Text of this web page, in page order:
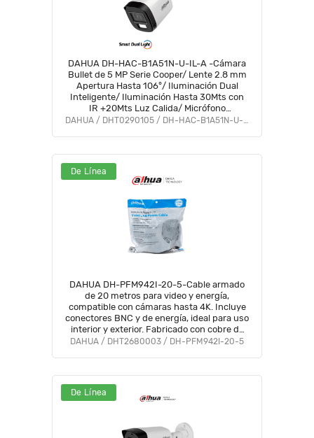
DAHUA DH-HAC-B1A51N-U-IL-A -Cámara
Bullet de 5 MP Serie Cooper/ Lente 2.8 mm
Apertura Hasta 106°/ Iluminación Dual
Inteligente/ Iluminación Hasta 30Mts con
IR +20Mts Luz Calida/ Micrófono
Incorporado/ Plástico/ Para
DAHUA / DHT0290105 / DH-HAC-B1A51N-U-IL-A
De Línea
DAHUA DH-PFM942I-20-5-Cable armado
de 20 metros para video y energía,
compatible con cámaras hasta 4K. Incluye
conectores BNC y de energía, ideal para uso
interior y exterior. Fabricado con cobre de
alta pureza, soporta AHD, CVI, TVI, y CVBS.
DAHUA / DHT2680003 / DH-PFM942I-20-5
De Línea